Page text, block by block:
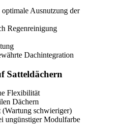
Ausnutzung der
Regenreinigung
Dachintegration
Satteldächern
Flexibilität
Dächern
(Wartung schwieriger)
ungünstiger Modulfarbe